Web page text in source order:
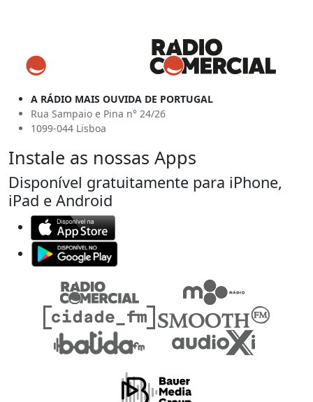
A RÁDIO MAIS OUVIDA DE PORTUGAL
Rua Sampaio e Pina n° 24/26
1099-044 Lisboa
Instale as nossas Apps
Disponível gratuitamente para iPhone,
iPad e Android